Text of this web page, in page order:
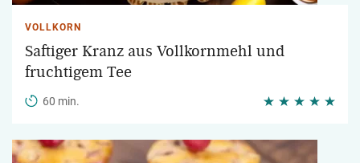
VOLLKORN
Saftiger Kranz aus Vollkornmehl und
fruchtigem Tee
60 min.